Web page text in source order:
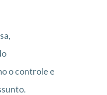
o controle e